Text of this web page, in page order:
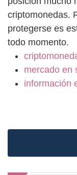
criptomonedas.
protegerse es
todo momento.
mercado en
información